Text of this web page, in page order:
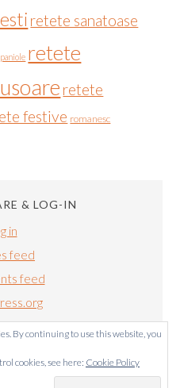
retete sanatoase
retete
retete
festive romanesc
& LOG-IN
in
feed
feed
By continuing to use this website, you
cookies, see here: Cookie Policy